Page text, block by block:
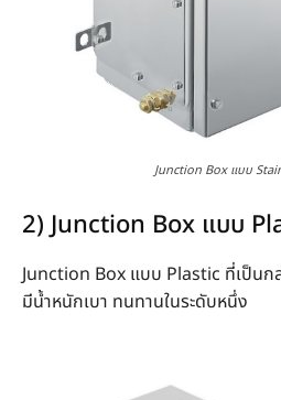
Junction Box แบบ
2) Junction Box แบบ
Junction Box แบบ Plastic ที่เป็นก
มีน้ำหนักเบา ทนทานในระดับหนึ่ง